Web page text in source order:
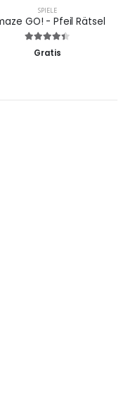
SPIELE
GO! - Pfeil Rätsel
Gratis